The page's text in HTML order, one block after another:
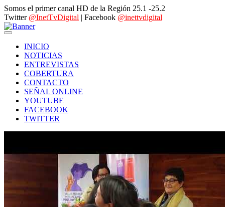
Somos el primer canal HD de la Región 25.1 -25.2
Twitter @InetTvDigital | Facebook @inettvdigital
INICIO
NOTICIAS
ENTREVISTAS
COBERTURA
CONTACTO
SEÑAL ONLINE
YOUTUBE
FACEBOOK
TWITTER